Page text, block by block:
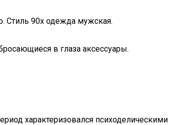
Стиль 90х одежда мужская.
в глаза аксессуары.
характеризовался психоделическими